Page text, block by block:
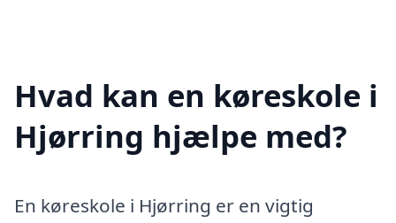
Hvad kan en køreskole i
Hjørring hjælpe med?
En køreskole i Hjørring er en vigtig